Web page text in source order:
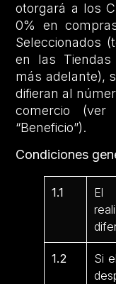
otorgará a los
0% en
Seleccionados
en las Tiendas
más adelante),
difieran al
comercio
“Beneficio”).
Condiciones
1.1
El
1.2
Si